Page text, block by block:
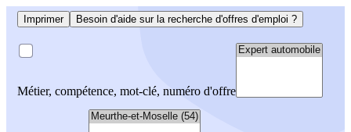
Imprimer Besoin d'aide sur la recherche d'offres d'emploi ?
Métier, compétence, mot-clé, numéro d'offre